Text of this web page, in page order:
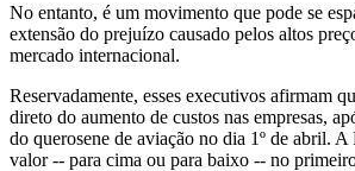
No entanto, é um movimento que pode se
extensão do prejuízo causado pelos altos
mercado internacional.
Reservadamente, esses executivos afirmam
direto do aumento de custos nas empresas,
do querosene de aviação no dia 1º de abril. A
valor -- para cima ou para baixo -- no